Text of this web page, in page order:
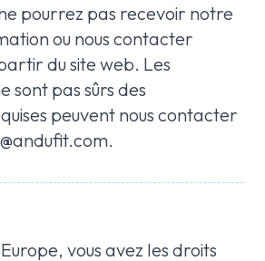
pourrez pas recevoir notre
ou nous contacter
du site web. Les
sont pas sûrs des
peuvent nous contacter
.
vous avez les droits